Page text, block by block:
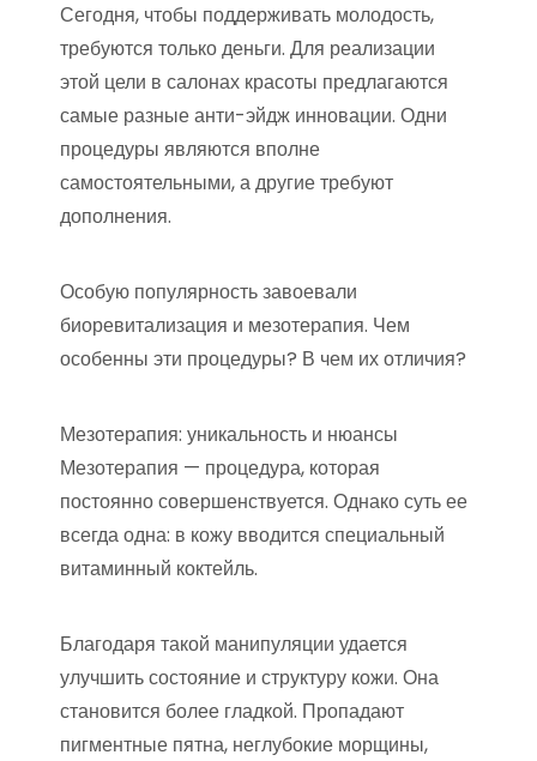
Сегодня, чтобы поддерживать молодость,
требуются только деньги. Для реализации
этой цели в салонах красоты предлагаются
самые разные анти-эйдж инновации. Одни
процедуры являются вполне
самостоятельными, а другие требуют
дополнения.
Особую популярность завоевали
биоревитализация и мезотерапия. Чем
особенны эти процедуры? В чем их отличия?
Мезотерапия: уникальность и нюансы
Мезотерапия — процедура, которая
постоянно совершенствуется. Однако суть ее
всегда одна: в кожу вводится специальный
витаминный коктейль.
Благодаря такой манипуляции удается
улучшить состояние и структуру кожи. Она
становится более гладкой. Пропадают
пигментные пятна, неглубокие морщины,